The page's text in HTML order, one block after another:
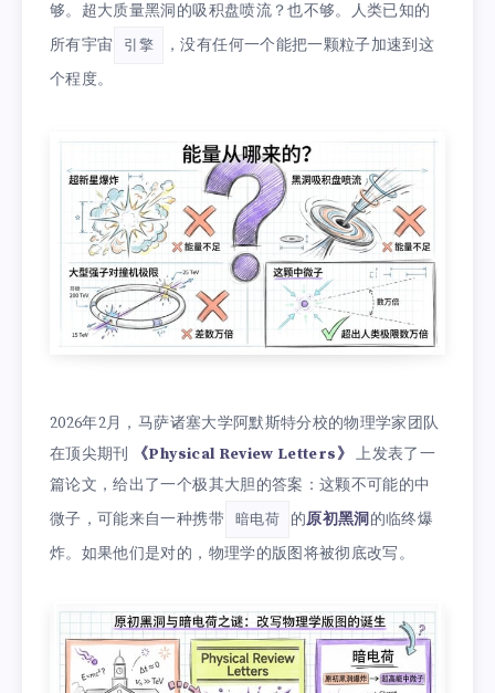
够。超大质量黑洞的吸积盘喷流？也不够。人类已知的
所有宇宙
引擎
，没有任何一个能把一颗粒子加速到这
个程度。
2026年2月，马萨诸塞大学阿默斯特分校的物理学家团队
在顶尖期刊
《Physical Review Letters》 上发表了一
篇论文，给出了一个极其大胆的答案：这颗不可能的中
微子，可能来自一种携带
暗电荷 的原初黑洞的临终爆
炸。如果他们是对的，物理学的版图将被彻底改写。